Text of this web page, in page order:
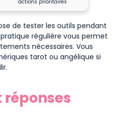
actions prioritaires
de tester les outils pendant
régulière vous permet
nécessaires. Vous
tarot ou angélique si
réponses